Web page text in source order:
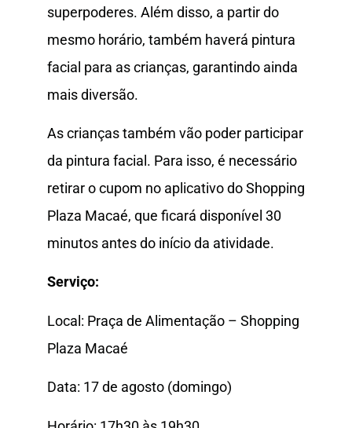
superpoderes. Além disso, a partir do
mesmo horário, também haverá pintura
facial para as crianças, garantindo ainda
mais diversão.
As crianças também vão poder participar
da pintura facial. Para isso, é necessário
retirar o cupom no aplicativo do Shopping
Plaza Macaé, que ficará disponível 30
minutos antes do início da atividade.
Serviço:
Local: Praça de Alimentação – Shopping
Plaza Macaé
Data: 17 de agosto (domingo)